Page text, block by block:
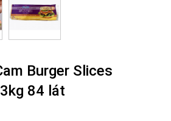
Burger Slices
84 lát